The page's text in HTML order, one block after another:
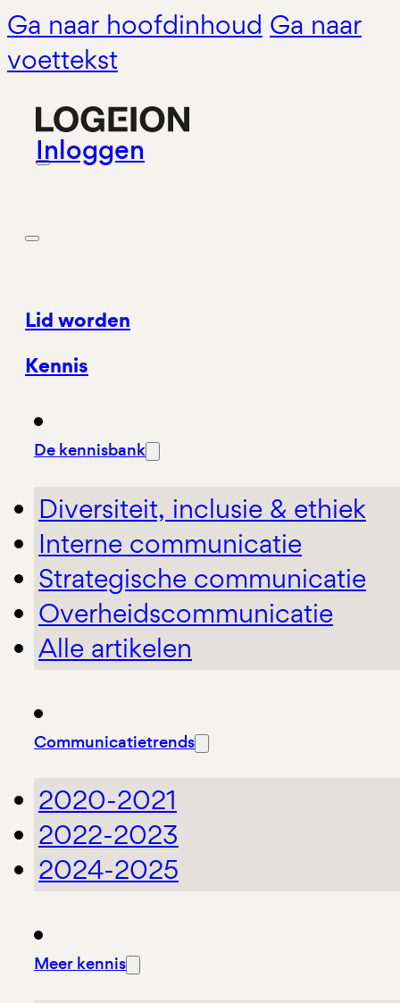
Ga naar hoofdinhoud Ga naar
voettekst
Inloggen
Lid worden
Kennis
De kennisbank
Diversiteit, inclusie & ethiek
Interne communicatie
Strategische communicatie
Overheidscommunicatie
Alle artikelen
Communicatietrends
2020-2021
2022-2023
2024-2025
Meer kennis